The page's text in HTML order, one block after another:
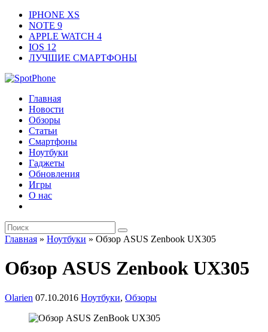
IPHONE XS
NOTE 9
APPLE WATCH 4
IOS 12
ЛУЧШИЕ СМАРТФОНЫ
Главная
Новости
Обзоры
Статьи
Смартфоны
Ноутбуки
Гаджеты
Обновления
Игры
О нас
Главная » Ноутбуки » Обзор ASUS Zenbook UX305
Обзор ASUS Zenbook UX305
Olarien 07.10.2016 Ноутбуки, Обзоры